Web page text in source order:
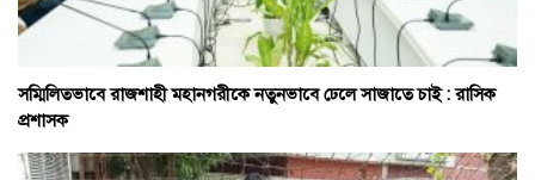
সম্মিলিতভাবে রাজশাহী মহানগরীকে নতুনভাবে ঢেলে সাজাতে চাই : রাসিক
প্রশাসক